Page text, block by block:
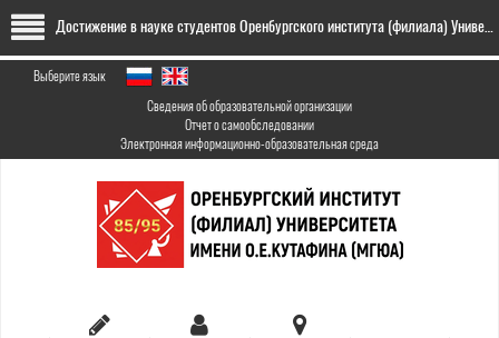
Перейти
основному
содержанию
Достижение в науке студентов Оренбургского института (филиала) Университета имени О.Е.Кутафина (МГЮА)
Выберите язык
Сведения об образовательной организации
Отчет о самообследовании
Электронная информационно-образовательная среда